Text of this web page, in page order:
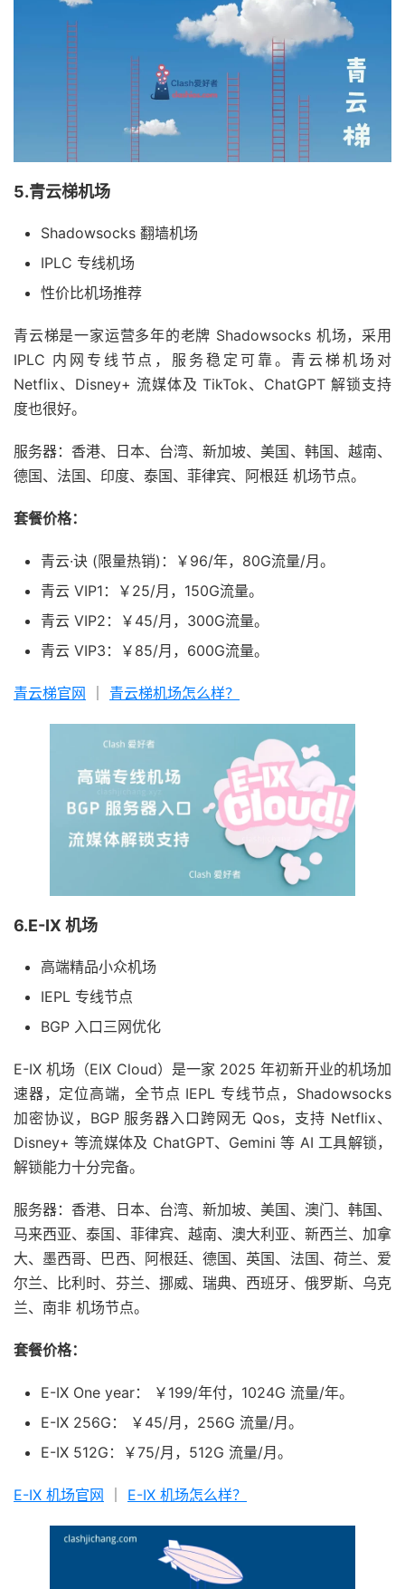
5.青云梯机场
Shadowsocks 翻墙机场
IPLC 专线机场
性价比机场推荐
青云梯是一家运营多年的老牌 Shadowsocks 机场，采用
IPLC 内网专线节点，服务稳定可靠。青云梯机场对
Netflix、Disney+ 流媒体及 TikTok、ChatGPT 解锁支持
度也很好。
服务器：香港、日本、台湾、新加坡、美国、韩国、越南、
德国、法国、印度、泰国、菲律宾、阿根廷 机场节点。
套餐价格：
青云·诀 (限量热销)：￥96/年，80G流量/月。
青云 VIP1：￥25/月，150G流量。
青云 VIP2：￥45/月，300G流量。
青云 VIP3：￥85/月，600G流量。
青云梯官网 青云梯机场怎么样？
6.E-IX 机场
高端精品小众机场
IEPL 专线节点
BGP 入口三网优化
E-IX 机场（EIX Cloud）是一家 2025 年初新开业的机场加
速器，定位高端，全节点 IEPL 专线节点，Shadowsocks
加密协议，BGP 服务器入口跨网无 Qos，支持 Netflix、
Disney+ 等流媒体及 ChatGPT、Gemini 等 AI 工具解锁，
解锁能力十分完备。
服务器：香港、日本、台湾、新加坡、美国、澳门、韩国、
马来西亚、泰国、菲律宾、越南、澳大利亚、新西兰、加拿
大、墨西哥、巴西、阿根廷、德国、英国、法国、荷兰、爱
尔兰、比利时、芬兰、挪威、瑞典、西班牙、俄罗斯、乌克
兰、南非 机场节点。
套餐价格：
E-IX One year： ￥199/年付，1024G 流量/年。
E-IX 256G： ￥45/月，256G 流量/月。
E-IX 512G：￥75/月，512G 流量/月。
E-IX 机场官网 E-IX 机场怎么样？